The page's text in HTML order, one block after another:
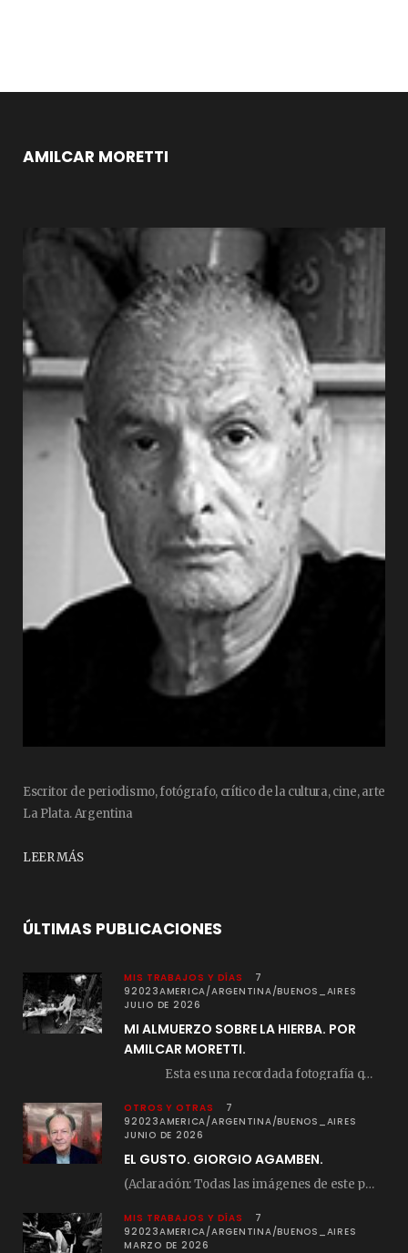
AMILCAR MORETTI
Escritor de periodismo, fotógrafo, crítico de la cultura, cine, arte
La Plata. Argentina
LEER MÁS
ÚLTIMAS PUBLICACIONES
MIS TRABAJOS Y DÍAS
7
92023AMERICA/ARGENTINA/BUENOS_AIRES
JULIO DE 2026
MI ALMUERZO SOBRE LA HIERBA. POR
AMILCAR MORETTI.
Esta es una recordada fotografía que registré…
OTROS Y OTRAS
7
92023AMERICA/ARGENTINA/BUENOS_AIRES
JUNIO DE 2026
EL GUSTO. GIORGIO AGAMBEN.
(Aclaración: Todas las imágenes de este posteo fueron tomadas de Bloghemia.com, y todos los…
MIS TRABAJOS Y DÍAS
7
92023AMERICA/ARGENTINA/BUENOS_AIRES
MARZO DE 2026